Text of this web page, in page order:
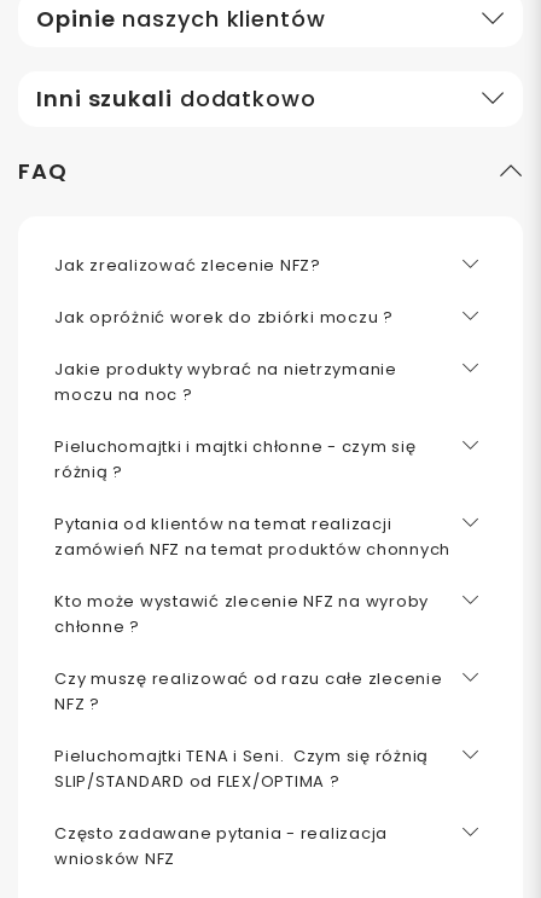
Opinie naszych klientów
Inni szukali dodatkowo
FAQ
Jak zrealizować zlecenie NFZ?
Jak opróżnić worek do zbiórki moczu ?
Jakie produkty wybrać na nietrzymanie
moczu na noc ?
Pieluchomajtki i majtki chłonne - czym się
różnią ?
Pytania od klientów na temat realizacji
zamówień NFZ na temat produktów chonnych
Kto może wystawić zlecenie NFZ na wyroby
chłonne ?
Czy muszę realizować od razu całe zlecenie
NFZ ?
Pieluchomajtki TENA i Seni. Czym się różnią
SLIP/STANDARD od FLEX/OPTIMA ?
Często zadawane pytania - realizacja
wniosków NFZ